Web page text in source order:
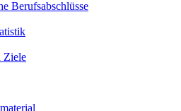
Berufsabschlüsse
Ziele